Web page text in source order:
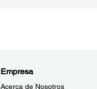
Empresa
Acerca de Nosotros